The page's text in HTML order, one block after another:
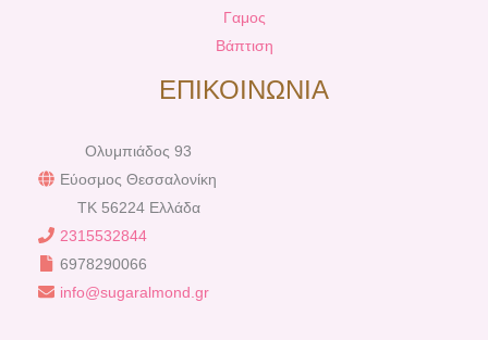
Γαμος
Βάπτιση
ΕΠΙΚΟΙΝΩΝΙΑ
Ολυμπιάδος 93
Εύοσμος Θεσσαλονίκη
TK 56224 Ελλάδα
2315532844
6978290066
info@sugaralmond.gr